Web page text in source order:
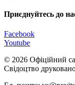
Приєднуйтесь до
Facebook
Youtube
© 2026 Офіційний
Свідоцтво